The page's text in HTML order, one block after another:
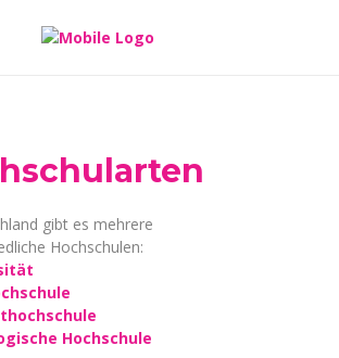
gibt es mehrere
Hochschulen:
Hochschule